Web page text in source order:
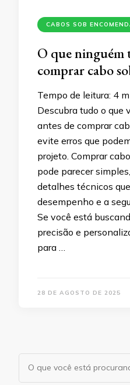
CABOS SOB
O que ninguém
comprar cabo
Tempo de leitura: 4
Descubra tudo o que
antes de comprar
evite erros que
projeto. Comprar
pode parecer
detalhes técnicos
desempenho e a
Se você está
precisão e
para …
28 DE AGOSTO DE 2025
Procurando
algo?